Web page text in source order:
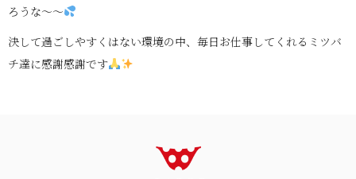
ろうな〜〜
決して過ごしやすくはない環境の中、毎日お仕事してくれるミツバ
チ達に感謝感謝です